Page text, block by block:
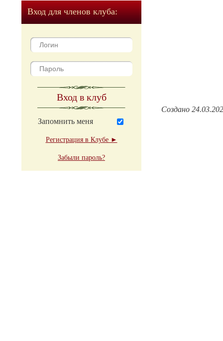
Вход для членов клуба:
Вход в клуб
Запомнить меня
Регистрация в Клубе ►
Забыли пароль?
Создано